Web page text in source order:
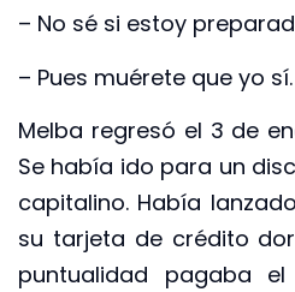
– No sé si estoy
– Pues muérete que yo sí.
Melba regresó el 3 de
Se había ido para un
capitalino. Había
su tarjeta de crédito
puntualidad pagaba